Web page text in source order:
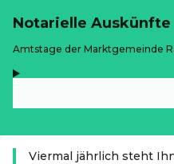
Notarielle Auskünfte
-
Amtstage der Marktgemeinde
Viermal jährlich steht